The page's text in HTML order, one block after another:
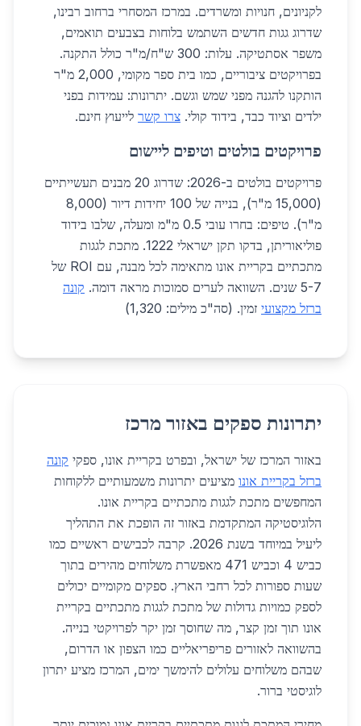
לקניונים, חנויות ומשרדים. במרכז המסחרי ברחוב רבינו,
שדרוג גגות חדשים השתמש בלוחות בצבעים תואמים,
משפר אסתטיקה. עלות: 300 ש"ח/מ"ר כולל התקנה.
בפרויקטים ציבוריים, כמו בית ספר מקומי, 2,000 מ"ר
הותקנו להגנה מפני שמש וגשם. יתרונות: עמידות בפני
ילדים וציוד כבד, בידוד קולי. צרו קשר לייעוץ חינם.
פרויקטים בולטים וטיפים ליישום
פרויקטים בולטים ב-2026: שדרוג 20 מבנים תעשייתיים
(15,000 מ"ר), בנייה של 100 יחידות דיור (8,000
מ"ר). טיפים: בחרו עובי 0.5 מ"מ ומעלה, שלבו בידוד
פוליאוריתן, בדקו תקן ישראלי 1222. מתכת לגגות
מתכתיים בקריית אונו מתאימה לכל מבנה, עם ROI של
5-7 שנים. השוואה לערים סמוכות מראה דומה.
קונה
ברזל מקצועי זמין. (סה"כ מילים: 1,320)
יתרונות ספקים באזור מרכז
באזור המרכז של ישראל, ובפרט בקריית אונו, ספקי קונה
ברזל בקריית אונו מציעים יתרונות משמעותיים ללקוחות
המחפשים מתכת לגגות מתכתיים בקריית אונו.
הלוגיסטיקה המתקדמת באזור זה הופכת את התהליך
ליעיל במיוחד בשנת 2026. קרבה לכבישים ראשיים כמו
כביש 4 וכביש 471 מאפשרת משלוחים מהירים בתוך
שעות ספורות לכל רחבי הארץ. ספקים מקומיים יכולים
לספק כמויות גדולות של מתכת לגגות מתכתיים בקריית
אונו תוך זמן קצר, מה שחוסך זמן יקר לפרויקטי בנייה.
בהשוואה לאזורים פריפריאליים כמו הצפון או הדרום,
שבהם משלוחים עלולים להימשך ימים, המרכז מציע יתרון
לוגיסטי ברור.